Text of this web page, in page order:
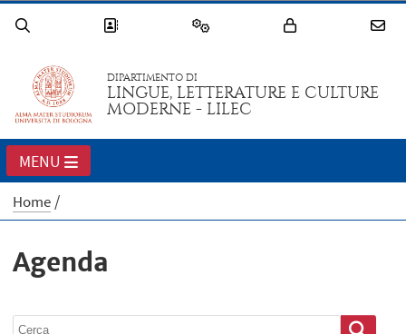
DIPARTIMENTO DI
LINGUE, LETTERATURE E CULTURE
MODERNE - LILEC
MENU
Home
Agenda